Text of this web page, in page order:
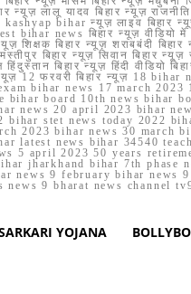
लालू यादव बिहार न्यूज़
bihar न्यूज़ लाइव बिहार
news बिहार न्यूज़ वीडियो में
शिक्षक बिहार न्यूज़ शराबबंदी बिहार
बिहार न्यूज़ सिवान बिहार न्यूज़
बिहार न्यूज़ हिंदी वीडियो
न्यूज़ 12 फरवरी बिहार न्यूज़ 18
bihar news 17 march
board 10th news bihar
news 20 april 2023 bihar
stet news today 2022
2023 bihar news 30 march
latest news bihar 34540
5 april 2023 50 years
jharkhand bihar 7th phase
news 9 february bihar news 9
9 bharat news channel
YOJANA